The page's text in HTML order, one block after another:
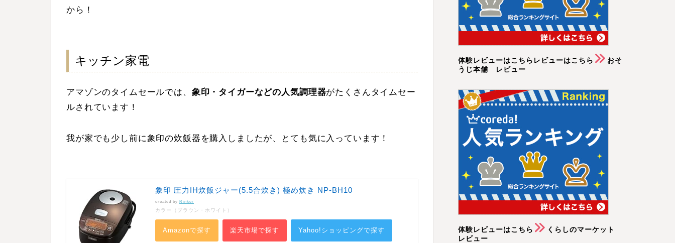
から！
キッチン家電
アマゾンのタイムセールでは、 象印・タイガーなどの人気調理器がたくさんタイムセー
ルされています！
我が家でも少し前に象印の炊飯器を購入しましたが、とても気に入っています！
象印 圧力IH炊飯ジャー(5.5合炊き) 極め炊き NP-BH10
created by Rinker
カラー（ブラウン・ホワイト）
Amazonで探す 楽天市場で探す Yahoo!ショッピングで探す
体験レビューはこちらレビューはこちら
おそ
うじ本舗 レビュー
体験レビューはこちら
くらしのマーケット
レビュー